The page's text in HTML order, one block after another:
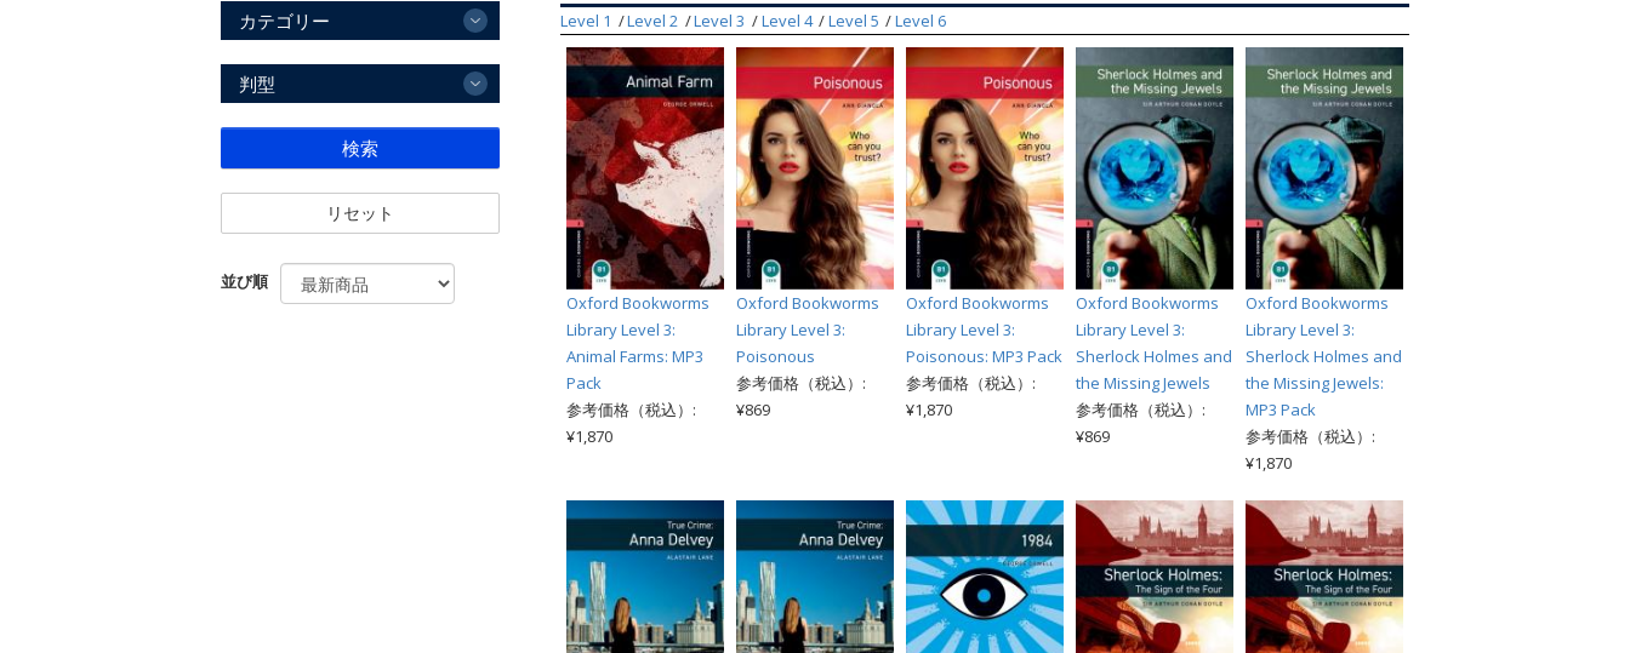
Level 1 Level 2 Level 3 Level 4 Level 5 Level 6
Oxford Bookworms
Library Level 3:
Animal Farms: MP3
Pack
参考価格（税込）:
¥1,870
Oxford Bookworms
Library Level 3:
Poisonous
参考価格（税込）:
¥869
Oxford Bookworms
Library Level 3:
Poisonous: MP3 Pack
参考価格（税込）:
¥1,870
Oxford Bookworms
Library Level 3:
Sherlock Holmes and
the Missing Jewels
参考価格（税込）:
¥869
Oxford Bookworms
Library Level 3:
Sherlock Holmes and
the Missing Jewels:
MP3 Pack
参考価格（税込）:
¥1,870
カテゴリー
判型
検索
リセット
並び順